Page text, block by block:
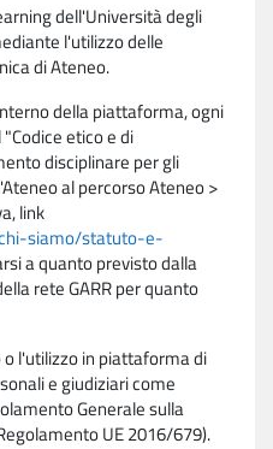
dell'Università degli
l'utilizzo delle
di Ateneo.
della piattaforma, ogni
etico e di
disciplinare per gli
al percorso Ateneo >
link
siamo/statuto-e-
a quanto previsto dalla
rete GARR per quanto
l'utilizzo in piattaforma di
e giudiziari come
Generale sulla
UE 2016/679).